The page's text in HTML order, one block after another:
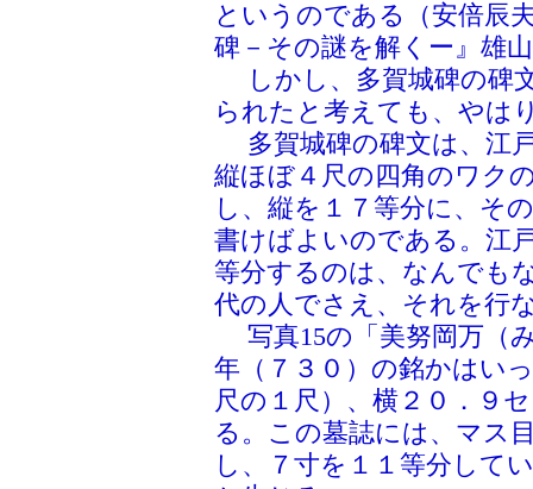
というのである（安倍辰
碑－その謎を解くー』雄
しかし、多賀城碑の碑
られたと考えても、やは
多賀城碑の碑文は、江
縦ほぼ４尺の四角のワク
し、縦を１７等分に、そ
書けばよいのである。江
等分するのは、なんでも
代の人でさえ、それを行
写真15の「美努岡万（
年（７３０）の銘かはい
尺の１尺）、横２０．９
る。この墓誌には、マス
し、７寸を１１等分して